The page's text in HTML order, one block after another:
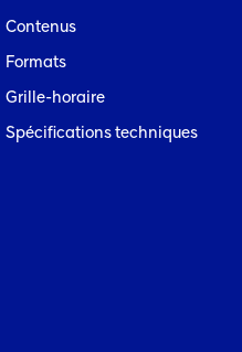
Contenus
Formats
Grille-horaire
Spécifications techniques